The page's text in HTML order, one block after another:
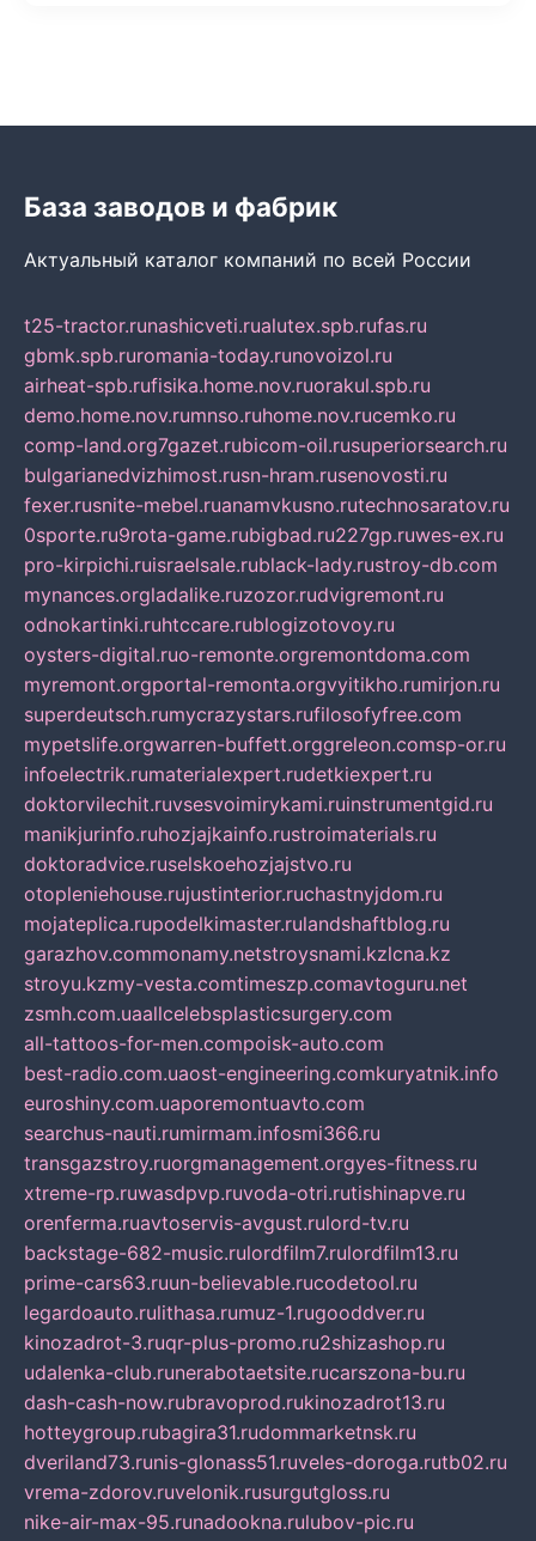
База заводов и фабрик
Актуальный каталог компаний по всей России
t25-tractor.runashicveti.rualutex.spb.rufas.ru
gbmk.spb.ruromania-today.runovoizol.ru
airheat-spb.rufisika.home.nov.ruorakul.spb.ru
demo.home.nov.rumnso.ruhome.nov.rucemko.ru
comp-land.org7gazet.rubicom-oil.rusuperiorsearch.ru
bulgarianedvizhimost.rusn-hram.rusenovosti.ru
fexer.rusnite-mebel.ruanamvkusno.rutechnosaratov.ru
0sporte.ru9rota-game.rubigbad.ru227gp.ruwes-ex.ru
pro-kirpichi.ruisraelsale.rublack-lady.rustroy-db.com
mynances.orgladalike.ruzozor.rudvigremont.ru
odnokartinki.ruhtccare.rublogizotovoy.ru
oysters-digital.ruo-remonte.orgremontdoma.com
myremont.orgportal-remonta.orgvyitikho.rumirjon.ru
superdeutsch.rumycrazystars.rufilosofyfree.com
mypetslife.orgwarren-buffett.orggreleon.comsp-or.ru
infoelectrik.rumaterialexpert.rudetkiexpert.ru
doktorvilechit.ruvsesvoimirykami.ruinstrumentgid.ru
manikjurinfo.ruhozjajkainfo.rustroimaterials.ru
doktoradvice.ruselskoehozjajstvo.ru
otopleniehouse.rujustinterior.ruchastnyjdom.ru
mojateplica.rupodelkimaster.rulandshaftblog.ru
garazhov.commonamy.netstroysnami.kzlcna.kz
stroyu.kzmy-vesta.comtimeszp.comavtoguru.net
zsmh.com.uaallcelebsplasticsurgery.com
all-tattoos-for-men.compoisk-auto.com
best-radio.com.uaost-engineering.comkuryatnik.info
euroshiny.com.uaporemontuavto.com
searchus-nauti.rumirmam.infosmi366.ru
transgazstroy.ruorgmanagement.orgyes-fitness.ru
xtreme-rp.ruwasdpvp.ruvoda-otri.rutishinapve.ru
orenferma.ruavtoservis-avgust.rulord-tv.ru
backstage-682-music.rulordfilm7.rulordfilm13.ru
prime-cars63.ruun-believable.rucodetool.ru
legardoauto.rulithasa.rumuz-1.rugooddver.ru
kinozadrot-3.ruqr-plus-promo.ru2shizashop.ru
udalenka-club.runerabotaetsite.rucarszona-bu.ru
dash-cash-now.rubravoprod.rukinozadrot13.ru
hotteygroup.rubagira31.rudommarketnsk.ru
dveriland73.runis-glonass51.ruveles-doroga.rutb02.ru
vrema-zdorov.ruvelonik.rusurgutgloss.ru
nike-air-max-95.runadookna.rulubov-pic.ru